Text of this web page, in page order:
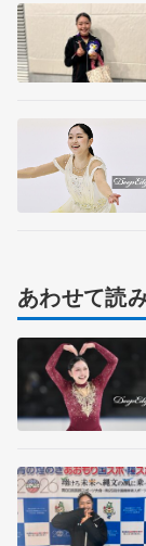
あわせて読